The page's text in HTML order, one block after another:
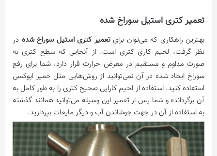
تعمیر کتری استیل سوراخ شده
بهترین راهکاری که می‌توان برایتعمیر کتری استیل سوراخ شده در
نظر گرفت، لحیم کاری کتری است. از آنجایی که سطح کتری به
صورت مداوم و مستقیم در معرض حرارت قرار دارد، شما برای رفع
سوراخ ایجاد شده در آن نمی‌توانید از روش‌هایی مثل خمیر اپوکسی
استفاده کنید. استفاده از لحیم کارایی صحیح کتری را به طور کامل به
آن برگردانده و شما پس از تعمیر این وسیله می‌توانید همانند گذشته
به استفاده از آن در جهت جوشاندن آب و دیگر مایعات بپردازید.